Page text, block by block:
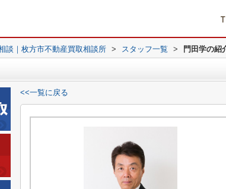
談｜枚方市不動産買取相談所 > スタッフ一覧 > 門田学の紹
<<一覧に戻る